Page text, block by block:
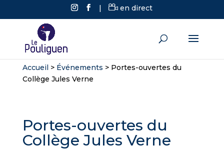
| en direct
Accueil> Événements > Portes-ouvertes du
Collège Jules Verne
Portes-ouvertes du
Collège Jules Verne